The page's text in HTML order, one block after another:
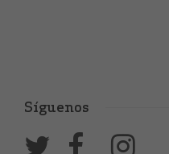
Síguenos